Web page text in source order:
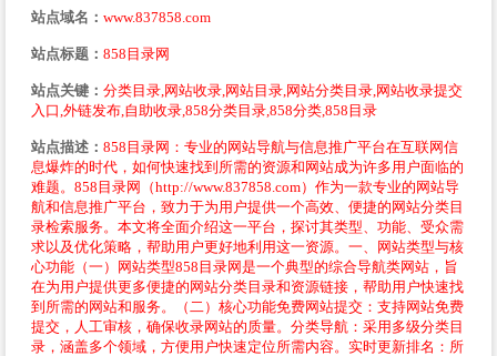
站点域名： www.837858.com
站点标题： 858目录网
站点关键： 分类目录,网站收录,网站目录,网站分类目录,网站收录提交
入口,外链发布,自助收录,858分类目录,858分类,858目录
站点描述： 858目录网：专业的网站导航与信息推广平台在互联网信
息爆炸的时代，如何快速找到所需的资源和网站成为许多用户面临的
难题。858目录网（http://www.837858.com）作为一款专业的网站导
航和信息推广平台，致力于为用户提供一个高效、便捷的网站分类目
录检索服务。本文将全面介绍这一平台，探讨其类型、功能、受众需
求以及优化策略，帮助用户更好地利用这一资源。一、网站类型与核
心功能（一）网站类型858目录网是一个典型的综合导航类网站，旨
在为用户提供更多便捷的网站分类目录和资源链接，帮助用户快速找
到所需的网站和服务。（二）核心功能免费网站提交：支持网站免费
提交，人工审核，确保收录网站的质量。分类导航：采用多级分类目
录，涵盖多个领域，方便用户快速定位所需内容。实时更新排名：所